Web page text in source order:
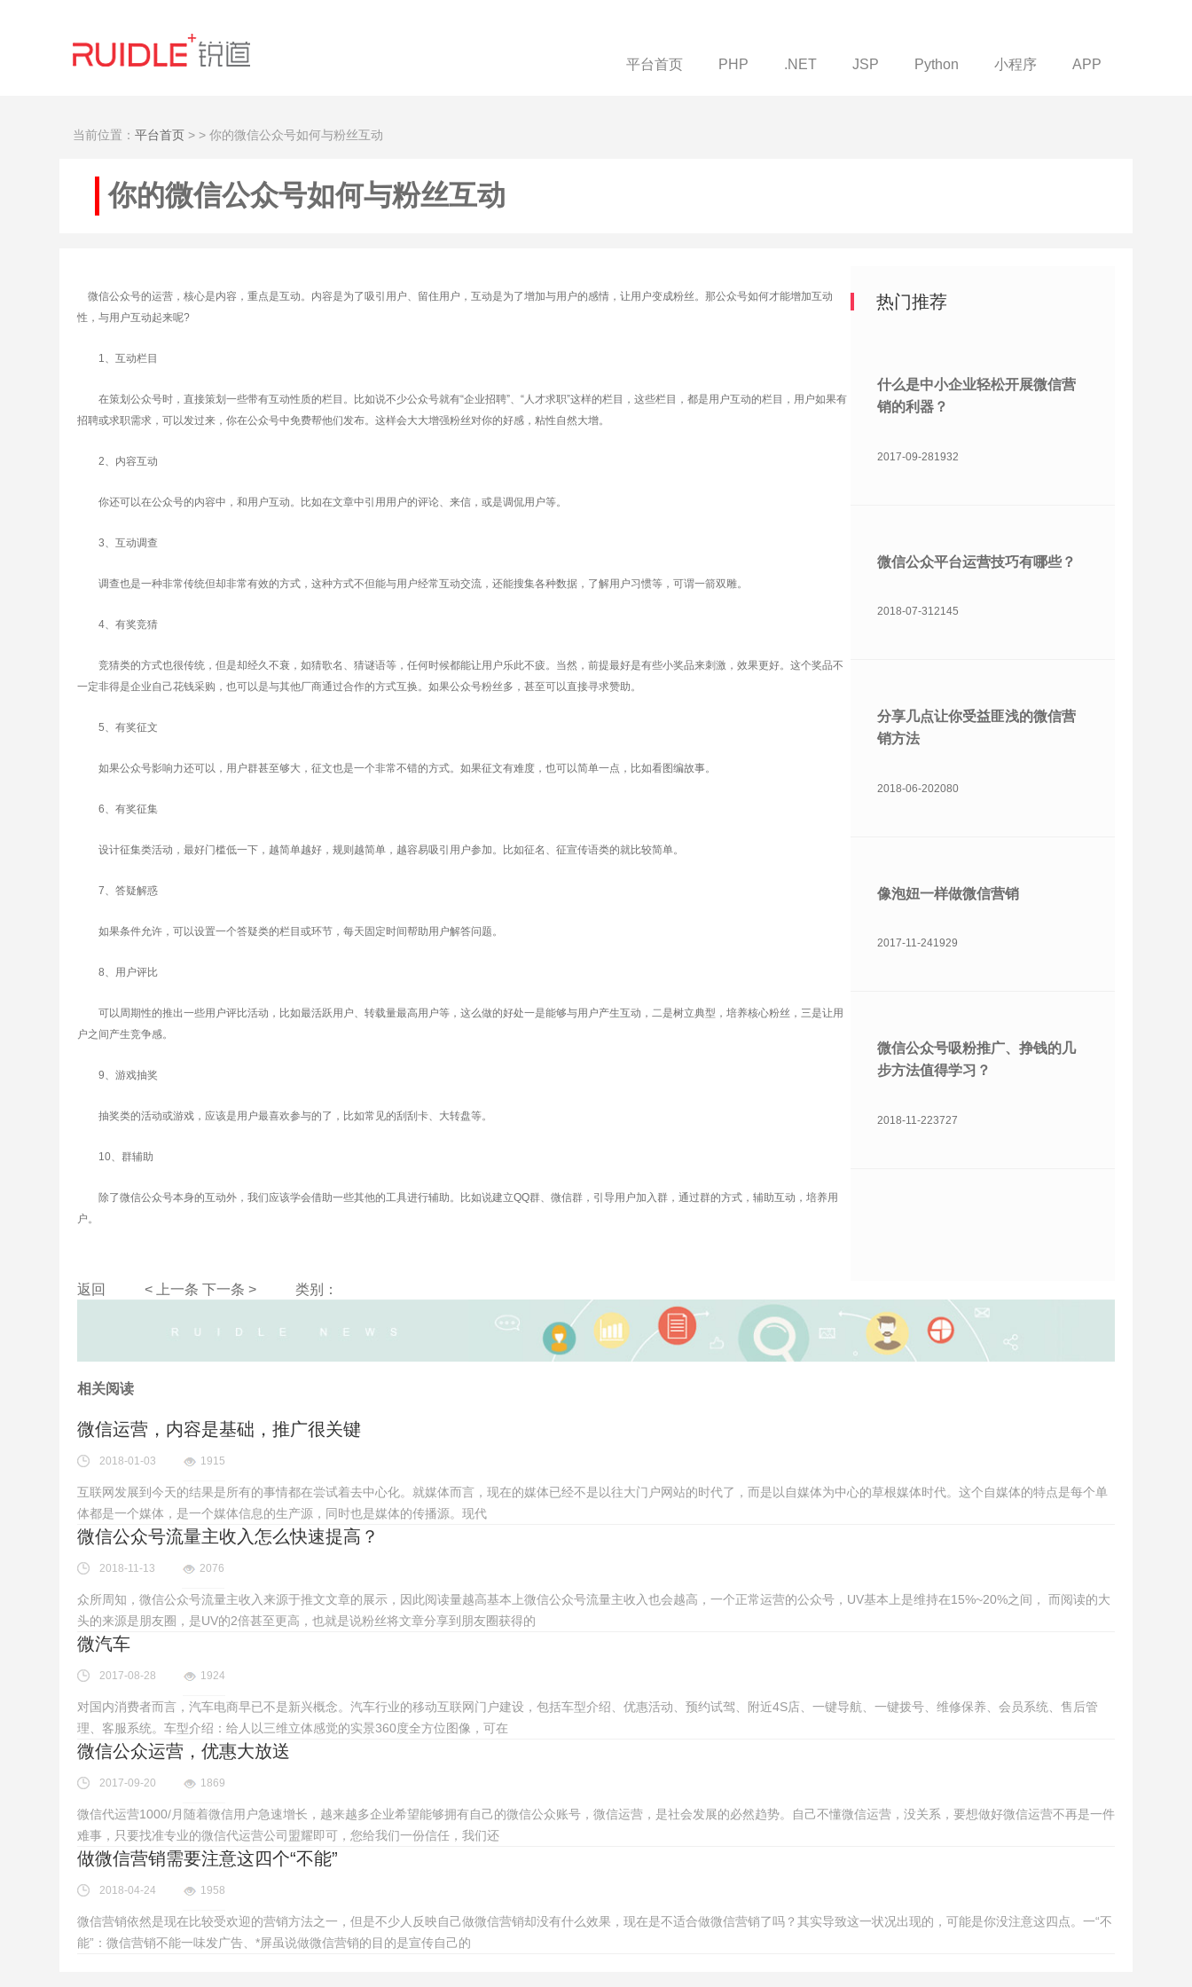
平台首页 PHP .NET JSP Python 小程序 APP
当前位置： 平台首页 > > 你的微信公众号如何与粉丝互动
你的微信公众号如何与粉丝互动
热门推荐
什么是中小企业轻松开展微信营
销的利器？
2017-09-281932
微信公众平台运营技巧有哪些？
2018-07-312145
分享几点让你受益匪浅的微信营
销方法
2018-06-202080
像泡妞一样做微信营销
2017-11-241929
微信公众号吸粉推广、挣钱的几
步方法值得学习？
2018-11-223727
微信公众号的运营，核心是内容，重点是互动。内容是为了吸引用户、留住用户，互动是为了增加与用户的感情，让用户变成粉丝。那公众号如何才能增加互动
性，与用户互动起来呢?
1、互动栏目
在策划公众号时，直接策划一些带有互动性质的栏目。比如说不少公众号就有“企业招聘”、“人才求职”这样的栏目，这些栏目，都是用户互动的栏目，用户如果有
招聘或求职需求，可以发过来，你在公众号中免费帮他们发布。这样会大大增强粉丝对你的好感，粘性自然大增。
2、内容互动
你还可以在公众号的内容中，和用户互动。比如在文章中引用用户的评论、来信，或是调侃用户等。
3、互动调查
调查也是一种非常传统但却非常有效的方式，这种方式不但能与用户经常互动交流，还能搜集各种数据，了解用户习惯等，可谓一箭双雕。
4、有奖竞猜
竞猜类的方式也很传统，但是却经久不衰，如猜歌名、猜谜语等，任何时候都能让用户乐此不疲。当然，前提最好是有些小奖品来刺激，效果更好。这个奖品不
一定非得是企业自己花钱采购，也可以是与其他厂商通过合作的方式互换。如果公众号粉丝多，甚至可以直接寻求赞助。
5、有奖征文
如果公众号影响力还可以，用户群甚至够大，征文也是一个非常不错的方式。如果征文有难度，也可以简单一点，比如看图编故事。
6、有奖征集
设计征集类活动，最好门槛低一下，越简单越好，规则越简单，越容易吸引用户参加。比如征名、征宣传语类的就比较简单。
7、答疑解惑
如果条件允许，可以设置一个答疑类的栏目或环节，每天固定时间帮助用户解答问题。
8、用户评比
可以周期性的推出一些用户评比活动，比如最活跃用户、转载量最高用户等，这么做的好处一是能够与用户产生互动，二是树立典型，培养核心粉丝，三是让用
户之间产生竞争感。
9、游戏抽奖
抽奖类的活动或游戏，应该是用户最喜欢参与的了，比如常见的刮刮卡、大转盘等。
10、群辅助
除了微信公众号本身的互动外，我们应该学会借助一些其他的工具进行辅助。比如说建立QQ群、微信群，引导用户加入群，通过群的方式，辅助互动，培养用
户。
返回 < 上一条 下一条 > 类别：
相关阅读
微信运营，内容是基础，推广很关键
2018-01-03 1915
互联网发展到今天的结果是所有的事情都在尝试着去中心化。就媒体而言，现在的媒体已经不是以往大门户网站的时代了，而是以自媒体为中心的草根媒体时代。这个自媒体的特点是每个单
体都是一个媒体，是一个媒体信息的生产源，同时也是媒体的传播源。现代
微信公众号流量主收入怎么快速提高？
2018-11-13 2076
众所周知，微信公众号流量主收入来源于推文文章的展示，因此阅读量越高基本上微信公众号流量主收入也会越高，一个正常运营的公众号，UV基本上是维持在15%~20%之间， 而阅读的大
头的来源是朋友圈，是UV的2倍甚至更高，也就是说粉丝将文章分享到朋友圈获得的
微汽车
2017-08-28 1924
对国内消费者而言，汽车电商早已不是新兴概念。汽车行业的移动互联网门户建设，包括车型介绍、优惠活动、预约试驾、附近4S店、一键导航、一键拨号、维修保养、会员系统、售后管
理、客服系统。车型介绍：给人以三维立体感觉的实景360度全方位图像，可在
微信公众运营，优惠大放送
2017-09-20 1869
微信代运营1000/月随着微信用户急速增长，越来越多企业希望能够拥有自己的微信公众账号，微信运营，是社会发展的必然趋势。自己不懂微信运营，没关系，要想做好微信运营不再是一件
难事，只要找准专业的微信代运营公司盟耀即可，您给我们一份信任，我们还
做微信营销需要注意这四个“不能”
2018-04-24 1958
微信营销依然是现在比较受欢迎的营销方法之一，但是不少人反映自己做微信营销却没有什么效果，现在是不适合做微信营销了吗？其实导致这一状况出现的，可能是你没注意这四点。一“不
能”：微信营销不能一味发广告、*屏虽说做微信营销的目的是宣传自己的